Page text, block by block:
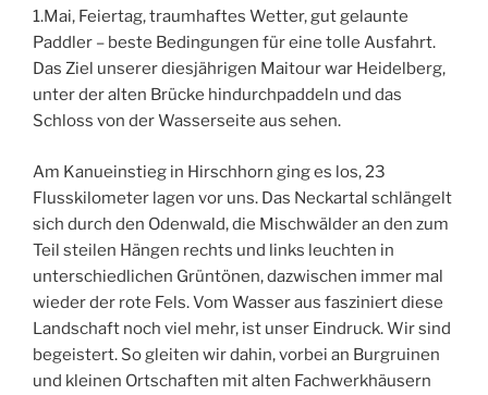
1.Mai, Feiertag, traumhaftes Wetter, gut gelaunte
Paddler – beste Bedingungen für eine tolle Ausfahrt.
Das Ziel unserer diesjährigen Maitour war Heidelberg,
unter der alten Brücke hindurchpaddeln und das
Schloss von der Wasserseite aus sehen.
Am Kanueinstieg in Hirschhorn ging es los, 23
Flusskilometer lagen vor uns. Das Neckartal schlängelt
sich durch den Odenwald, die Mischwälder an den zum
Teil steilen Hängen rechts und links leuchten in
unterschiedlichen Grüntönen, dazwischen immer mal
wieder der rote Fels. Vom Wasser aus fasziniert diese
Landschaft noch viel mehr, ist unser Eindruck. Wir sind
begeistert. So gleiten wir dahin, vorbei an Burgruinen
und kleinen Ortschaften mit alten Fachwerkhäusern